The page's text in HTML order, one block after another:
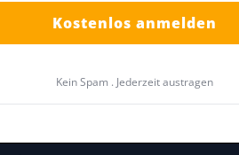
Kein Spam . Jederzeit austragen